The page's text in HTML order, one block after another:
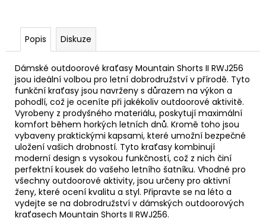
Popis Diskuze
Dámské outdoorové kraťasy Mountain Shorts II RWJ256
jsou ideální volbou pro letní dobrodružství v přírodě. Tyto
funkční kraťasy jsou navrženy s důrazem na výkon a
pohodlí, což je oceníte při jakékoliv outdoorové aktivitě.
Vyrobeny z prodyšného materiálu, poskytují maximální
komfort během horkých letních dnů. Kromě toho jsou
vybaveny praktickými kapsami, které umožní bezpečné
uložení vašich drobností. Tyto kraťasy kombinují
moderní design s vysokou funkčností, což z nich činí
perfektní kousek do vašeho letního šatníku. Vhodné pro
všechny outdoorové aktivity, jsou určeny pro aktivní
ženy, které ocení kvalitu a styl. Připravte se na léto a
vydejte se na dobrodružství v dámských outdoorových
kraťasech Mountain Shorts II RWJ256.